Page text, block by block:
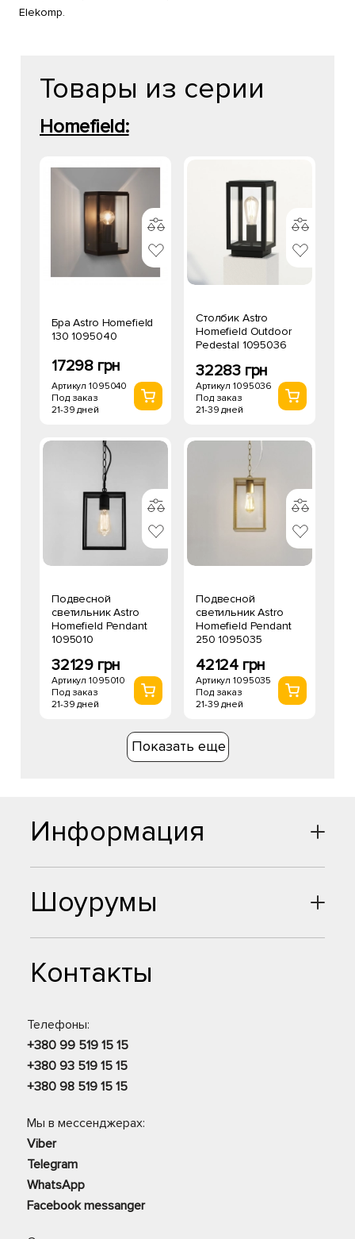
Elekomp.
Товары из серии
Homefield:
Бра Astro Homefield
130 1095040
17298 грн
Артикул 1095040
Под заказ
21-39 дней
Столбик Astro
Homefield Outdoor
Pedestal 1095036
32283 грн
Артикул 1095036
Под заказ
21-39 дней
Подвесной
светильник Astro
Homefield Pendant
1095010
32129 грн
Артикул 1095010
Под заказ
21-39 дней
Подвесной
светильник Astro
Homefield Pendant
250 1095035
42124 грн
Артикул 1095035
Под заказ
21-39 дней
Показать еще
Шоурумы
Контакты
Телефоны:
+380 99 519 15 15
+380 93 519 15 15
+380 98 519 15 15
Мы в мессенджерах:
Viber
Telegram
WhatsApp
Facebook messanger
Информация